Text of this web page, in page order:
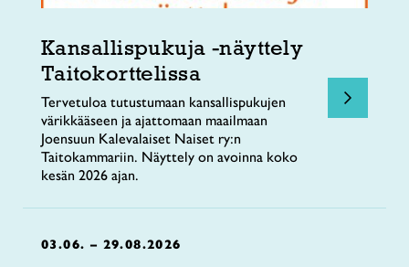
Kansallispukuja -näyttely
Taitokorttelissa
Tervetuloa tutustumaan kansallispukujen
värikkääseen ja ajattomaan maailmaan
Joensuun Kalevalaiset Naiset ry:n
Taitokammariin. Näyttely on avoinna koko
kesän 2026 ajan.
03.06. – 29.08.2026